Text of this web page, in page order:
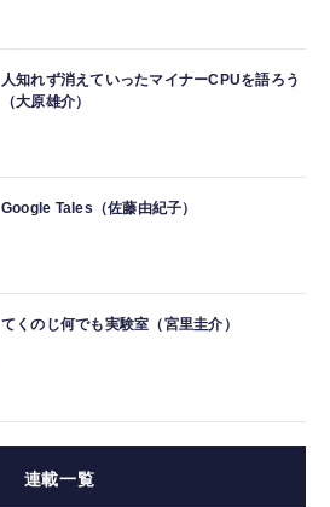
人知れず消えていったマイナーCPUを語ろう
（大原雄介）
Google Tales（佐藤由紀子）
てくのじ何でも実験室（宮里圭介）
連載一覧